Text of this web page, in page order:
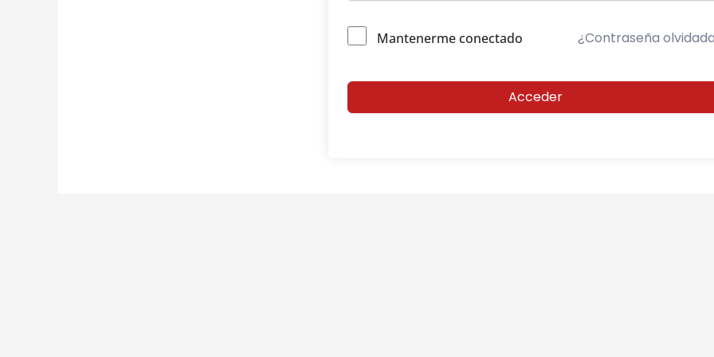
Mantenerme conectado ¿Contraseña
Acceder